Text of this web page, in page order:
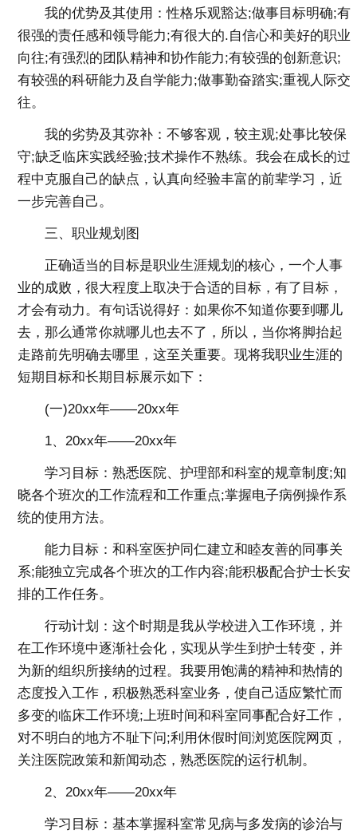
我的优势及其使用：性格乐观豁达;做事目标明确;有
很强的责任感和领导能力;有很大的.自信心和美好的职业
向往;有强烈的团队精神和协作能力;有较强的创新意识;
有较强的科研能力及自学能力;做事勤奋踏实;重视人际交
往。
我的劣势及其弥补：不够客观，较主观;处事比较保
守;缺乏临床实践经验;技术操作不熟练。我会在成长的过
程中克服自己的缺点，认真向经验丰富的前辈学习，近
一步完善自己。
三、职业规划图
正确适当的目标是职业生涯规划的核心，一个人事
业的成败，很大程度上取决于合适的目标，有了目标，
才会有动力。有句话说得好：如果你不知道你要到哪儿
去，那么通常你就哪儿也去不了，所以，当你将脚抬起
走路前先明确去哪里，这至关重要。现将我职业生涯的
短期目标和长期目标展示如下：
(一)20xx年——20xx年
1、20xx年——20xx年
学习目标：熟悉医院、护理部和科室的规章制度;知
晓各个班次的工作流程和工作重点;掌握电子病例操作系
统的使用方法。
能力目标：和科室医护同仁建立和睦友善的同事关
系;能独立完成各个班次的工作内容;能积极配合护士长安
排的工作任务。
行动计划：这个时期是我从学校进入工作环境，并
在工作环境中逐渐社会化，实现从学生到护士转变，并
为新的组织所接纳的过程。我要用饱满的精神和热情的
态度投入工作，积极熟悉科室业务，使自己适应繁忙而
多变的临床工作环境;上班时间和科室同事配合好工作，
对不明白的地方不耻下问;利用休假时间浏览医院网页，
关注医院政策和新闻动态，熟悉医院的运行机制。
2、20xx年——20xx年
学习目标：基本掌握科室常见病与多发病的诊治与